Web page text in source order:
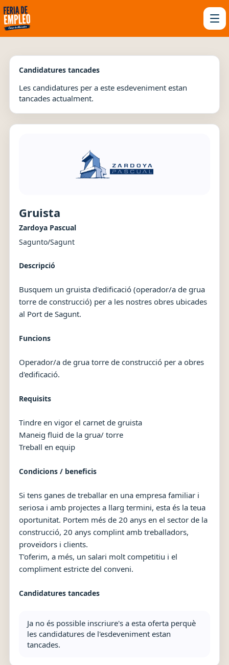
Candidatures tancades
Les candidatures per a este esdeveniment estan
tancades actualment.
Gruista
Zardoya Pascual
Sagunto/Sagunt
Descripció
Busquem un gruista d'edificació (operador/a de grua
torre de construcció) per a les nostres obres ubicades
al Port de Sagunt.
Funcions
Operador/a de grua torre de construcció per a obres
d'edificació.
Requisits
Tindre en vigor el carnet de gruista
Maneig fluid de la grua/ torre
Treball en equip
Condicions / beneficis
Si tens ganes de treballar en una empresa familiar i
seriosa i amb projectes a llarg termini, esta és la teua
oportunitat. Portem més de 20 anys en el sector de la
construcció, 20 anys complint amb treballadors,
proveïdors i clients.
T'oferim, a més, un salari molt competitiu i el
compliment estricte del conveni.
Candidatures tancades
Ja no és possible inscriure's a esta oferta perquè
les candidatures de l'esdeveniment estan
tancades.